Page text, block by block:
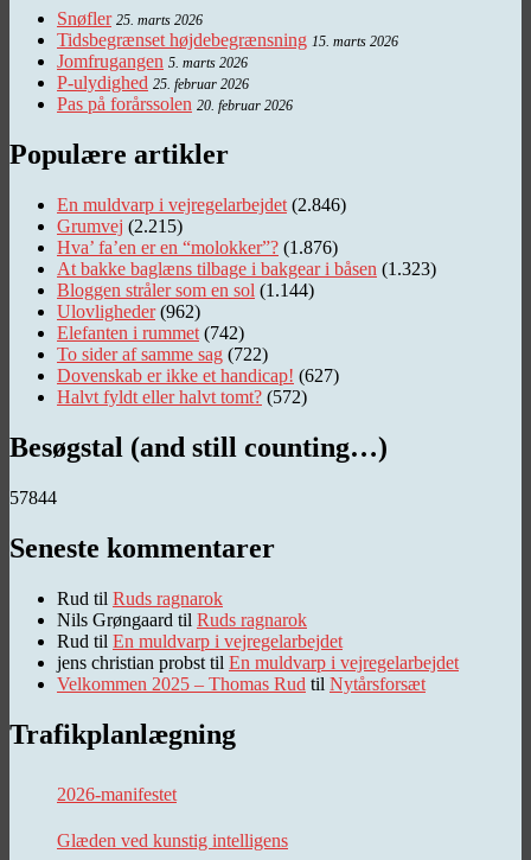
Snøfler 25. marts 2026
Tidsbegrænset højdebegrænsning 15. marts 2026
Jomfrugangen 5. marts 2026
P-ulydighed 25. februar 2026
Pas på forårssolen 20. februar 2026
Populære artikler
En muldvarp i vejregelarbejdet (2.846)
Grumvej (2.215)
Hva’ fa’en er en “molokker”? (1.876)
At bakke baglæns tilbage i bakgear i båsen (1.323)
Bloggen stråler som en sol (1.144)
Ulovligheder (962)
Elefanten i rummet (742)
To sider af samme sag (722)
Dovenskab er ikke et handicap! (627)
Halvt fyldt eller halvt tomt? (572)
Besøgstal (and still counting…)
57844
Seneste kommentarer
Rud til Ruds ragnarok
Nils Grøngaard til Ruds ragnarok
Rud til En muldvarp i vejregelarbejdet
jens christian probst til En muldvarp i vejregelarbejdet
Velkommen 2025 – Thomas Rud til Nytårsforsæt
Trafikplanlægning
2026-manifestet
Glæden ved kunstig intelligens